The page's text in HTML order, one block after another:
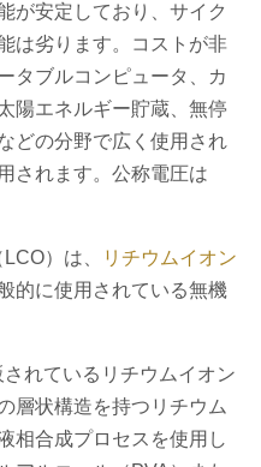
が安定しており、サイク
は劣ります。コストが非
タブルコンピュータ、カ
陽エネルギー貯蔵、無停
どの分野で広く使用され
されます。公称電圧は
）は、
リチウムイオン
的に使用されている無機
れているリチウムイオン
層状構造を持つリチウム
相合成プロセスを使用し